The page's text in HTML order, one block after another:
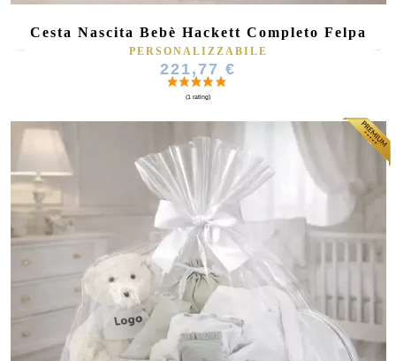
Cesta Nascita Bebè Hackett Completo Felpa
PERSONALIZZABILE
221,77 €